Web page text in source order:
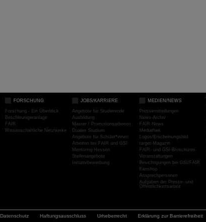
FORSCHUNG
Forschung - Ein Überblick
Beschleunigeranlage
FAIR
Wissenschaftliche Netzwerke
JOBS/KARRIERE
Angebote für Studierende
Ausbildung
Master / Promotionsarbeiten
Duales Studium
Angebote für Schüler*innen
Arbeiten bei FAIR und GSI
Mentoring Hessen
Stellenangebote
Initiativbewerbung
MEDIEN/NEWS
Pressemitteilungen
News-Archiv
FAIR-News
Mediathek
Logos/Erscheinungsbild
target-Magazin
FAIR- und GSI-Broschüren
Veranstaltungen
Besichtigungen bei GSI/FAIR
Fanshop
Ansprechpersonen
Aufgaben der Presse- und
Öffentlichkeitsarbeit
Datenschutz Haftungsausschluss Urheberrecht Erklärung zur Barrierefreiheit